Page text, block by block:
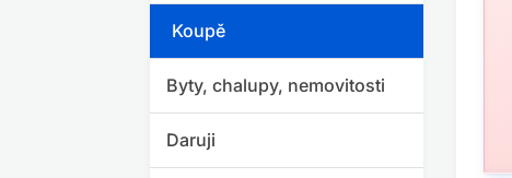
Koupě
Byty, chalupy, nemovitosti
Daruji